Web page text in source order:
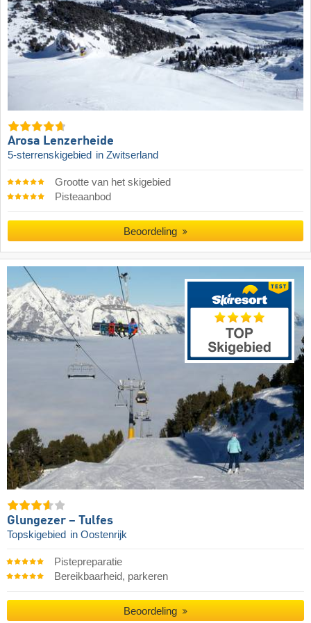
Arosa Lenzerheide
5-sterrenskigebied in Zwitserland
Grootte van het skigebied
Pisteaanbod
Beoordeling
Glungezer – Tulfes
Topskigebied in Oostenrijk
Pistepreparatie
Bereikbaarheid, parkeren
Beoordeling